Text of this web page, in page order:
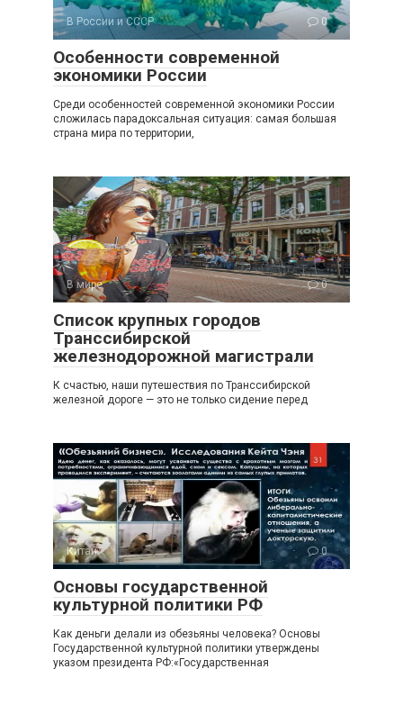
В России и СССР 0
Особенности современной
экономики России
Среди особенностей современной экономики России
сложилась парадоксальная ситуация: самая большая
страна мира по территории,
В мире 0
Список крупных городов
Транссибирской
железнодорожной магистрали
К счастью, наши путешествия по Транссибирской
железной дороге — это не только сидение перед
Китай 0
Основы государственной
культурной политики РФ
Как деньги делали из обезьяны человека? Основы
Государственной культурной политики утверждены
указом президента РФ:«Государственная